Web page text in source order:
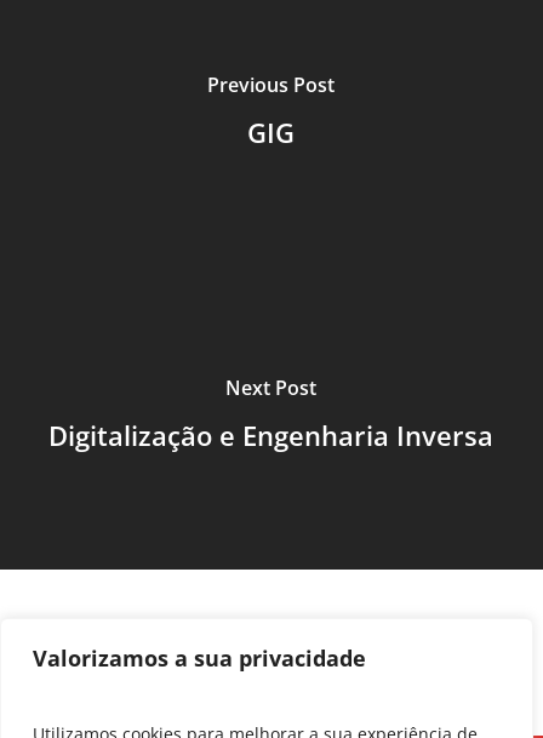
Valorizamos a sua privacidade
Previous Post
GIG
Next Post
Digitalização e Engenharia Inversa